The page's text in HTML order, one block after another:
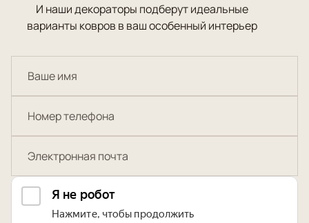
И наши декораторы подберут идеальные
варианты ковров в ваш особенный интерьер